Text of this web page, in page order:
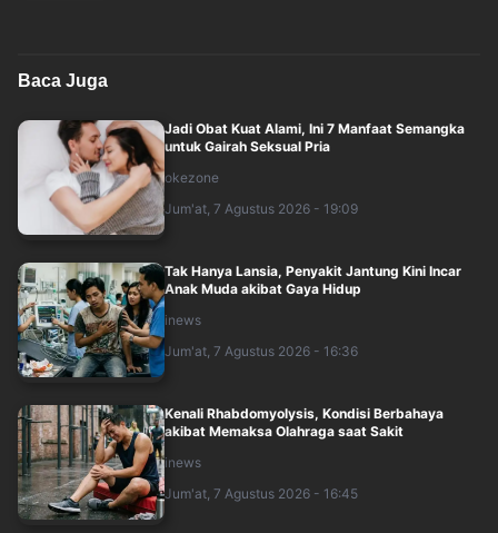
Baca Juga
Jadi Obat Kuat Alami, Ini 7 Manfaat Semangka
untuk Gairah Seksual Pria
okezone
Jum'at, 7 Agustus 2026 - 19:09
Tak Hanya Lansia, Penyakit Jantung Kini Incar
Anak Muda akibat Gaya Hidup
inews
Jum'at, 7 Agustus 2026 - 16:36
Kenali Rhabdomyolysis, Kondisi Berbahaya
akibat Memaksa Olahraga saat Sakit
inews
Jum'at, 7 Agustus 2026 - 16:45